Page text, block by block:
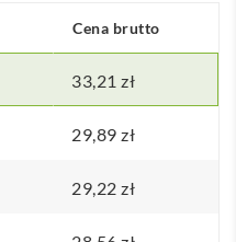
Cena brutto
33,21 zł
29,89 zł
29,22 zł